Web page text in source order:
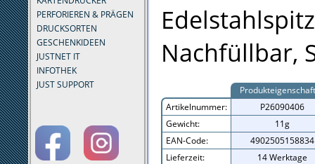
PERFORIEREN & PRÄGEN
DRUCKSORTEN
GESCHENKIDEEN
JUSTNET IT
INFOTHEK
JUST SUPPORT
Nachfüllbar,
Artikelnummer:
P26090406
Gewicht:
11g
EAN-Code:
4902505158834
Lieferzeit:
14 Werktage